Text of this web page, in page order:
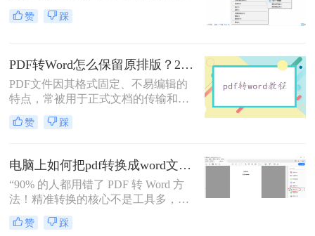
档共享和存档的首选。但若需编辑内
容或调整格式，需将PDF转换为
户高效完成转换。
赞 踩
PDF转Word怎么保留原排版？2种方法对比：Adobe Acrobat DC与专业转换软件实测
PDF文件因其格式固定、不易编辑的
特点，常被用于正式文档的传输和存
档。然而，当我们需要编辑PDF内容
时，将其转换为Word文档是常见需
乱，影响使用体验。那么pdf转word怎
么保留原排版呢？本文将介绍两种方
法，帮助你在PDF转Word时尽可能保
留原排版。
赞 踩
电脑上如何把pdf转换成word文档？这3个高效精准的方法，让你办公效能翻倍！
“90% 的人都用错了 PDF 转 Word 方
法！精准转换的核心不是工具多，而
是选对适配场景”职场中，“PDF 转
Word” 是高频刚需 —— 项目报告需提
赞 踩